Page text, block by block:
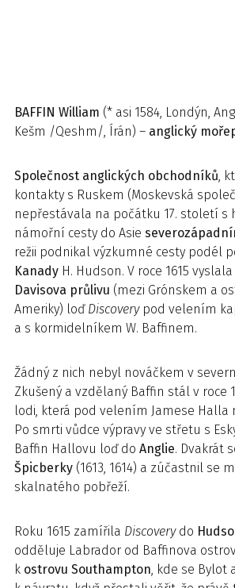
BAFFIN William (* asi 1584, Londýn,
Kešm /Qeshm/, Írán) – anglický
Společnost anglických obchodníků,
kontakty s Ruskem (Moskevská
nepřestávala na počátku 17. století s
námořní cesty do Asie
režii podnikal výzkumné cesty podél
Kanady H. Hudson. V roce 1615
Davisova průlivu (mezi Grónskem a
Ameriky) loď Discoverypod velením
a s kormidelníkem W. Baffinem.
Žádný z nich nebyl nováčkem v
Zkušený a vzdělaný Baffin stál v roce
lodi, která pod velením Jamese Halla
Po smrti vůdce výpravy ve střetu s
Baffin Hallovu loď do Anglie. Dvakrát
Špicberky (1613, 1614) a zúčastnil se
skalnatého pobřeží.
Roku 1615 zamířila Discovery do
odděluje Labrador od Baffinova
k ostrovu Southampton, kde se Bylot